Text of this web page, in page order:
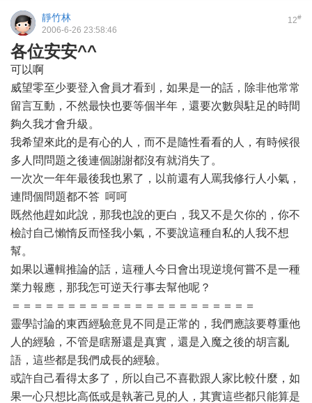
12#
靜竹林
2006-6-26 23:58:46
各位安安^^
可以啊
威望零至少要登入會員才看到，如果是一的話，除非他常常
留言互動，不然最快也要等個半年，還要次數與駐足的時間
夠久我才會升級。
我希望來此的是有心的人，而不是隨性看看的人，有時候很
多人問問題之後連個謝謝都沒有就消失了。
一次次一年年最後我也累了，以前還有人罵我修行人小氣，
連問個問題都不答 呵呵
既然他趕如此說，那我也說的更白，我又不是欠你的，你不
檢討自己懶惰反而怪我小氣，不要說這種自私的人我不想
幫。
如果以邏輯推論的話，這種人今日會出現逆境何嘗不是一種
業力報應，那我怎可逆天行事去幫他呢？
＝＝＝＝＝＝＝＝＝＝＝＝＝＝＝＝＝＝＝＝＝＝
靈學討論的東西經驗意見不同是正常的，我們應該要尊重他
人的經驗，不管是瞎掰還是真實，還是入魔之後的胡言亂
語，這些都是我們成長的經驗。
或許自己看得太多了，所以自己不喜歡跟人家比較什麼，如
果一心只想比高低或是執著己見的人，其實這些都只能算是